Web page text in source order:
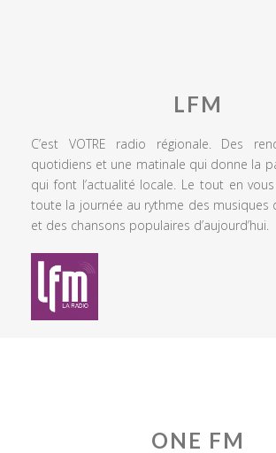
LFM
C’est VOTRE radio régionale. Des
quotidiens et une matinale qui donne la
qui font l’actualité locale. Le tout en
toute la journée au rythme des musiques
et des chansons populaires d’aujourd’hui.
ONE FM